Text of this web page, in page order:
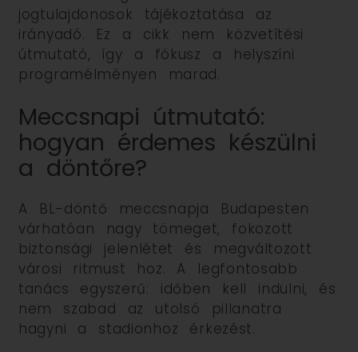
jogtulajdonosok tájékoztatása az
irányadó. Ez a cikk nem közvetítési
útmutató, így a fókusz a helyszíni
programélményen marad.
Meccsnapi útmutató:
hogyan érdemes készülni
a döntőre?
A BL-döntő meccsnapja Budapesten
várhatóan nagy tömeget, fokozott
biztonsági jelenlétet és megváltozott
városi ritmust hoz. A legfontosabb
tanács egyszerű: időben kell indulni, és
nem szabad az utolsó pillanatra
hagyni a stadionhoz érkezést.